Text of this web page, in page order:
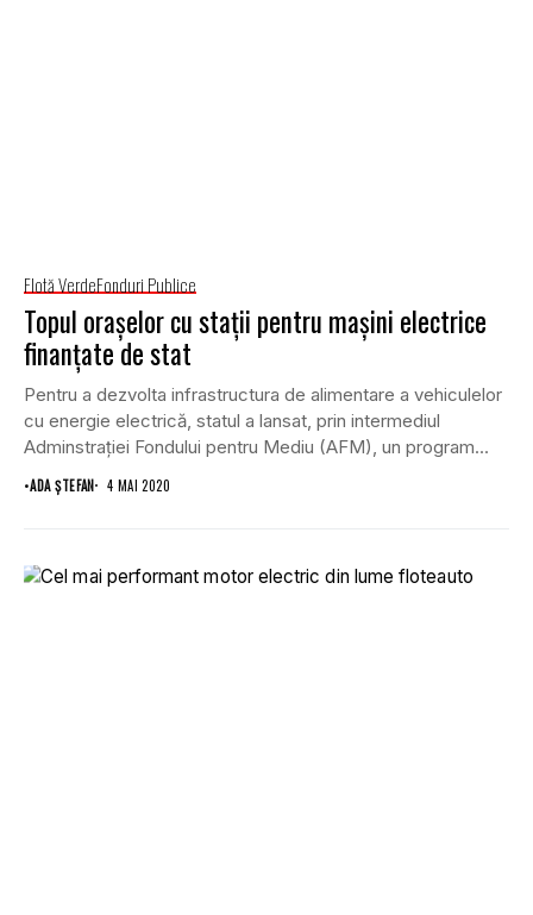
Flotă VerdeFonduri Publice
Topul oraşelor cu staţii pentru maşini electrice
finanţate de stat
Pentru a dezvolta infrastructura de alimentare a vehiculelor
cu energie electrică, statul a lansat, prin intermediul
Adminstraţiei Fondului pentru Mediu (AFM), un program...
•ADA ȘTEFAN 4 MAI 2020